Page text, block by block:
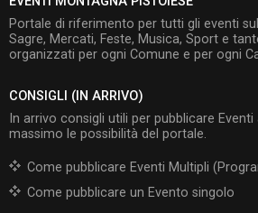
Portale di riferimento per tutti gli eventi
Sagre, Mercati, Feste, Musica, Sport e
organizzati per ogni Comune e per ogni
CONSIGLI (IN ARRIVO)
In arrivo consigli utili per pubblicare
massimo le possibilità del portale.
Come pubblicare Eventi Multipli
Come pubblicare un Evento singolo